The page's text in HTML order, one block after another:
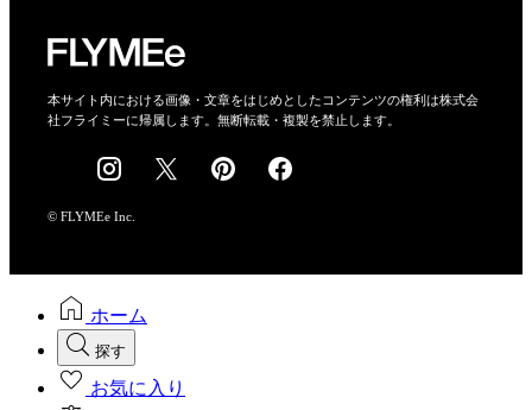
会社概要
採用情報
本サイト内における画像・文章をはじめとしたコンテンツの権利は株式会
社フライミーに帰属します。無断転載・複製を禁止します。
© FLYMEe Inc.
ホーム
探す
お気に入り